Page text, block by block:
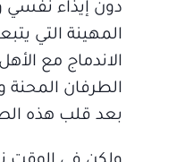
دون إيذاء نفسي
المهينة التي
الاندماج مع
الطرفان
بعد قلب هذه